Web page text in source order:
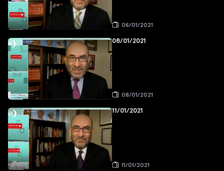
06/01/2021
08/01/2021
08/01/2021
11/01/2021
11/01/2021